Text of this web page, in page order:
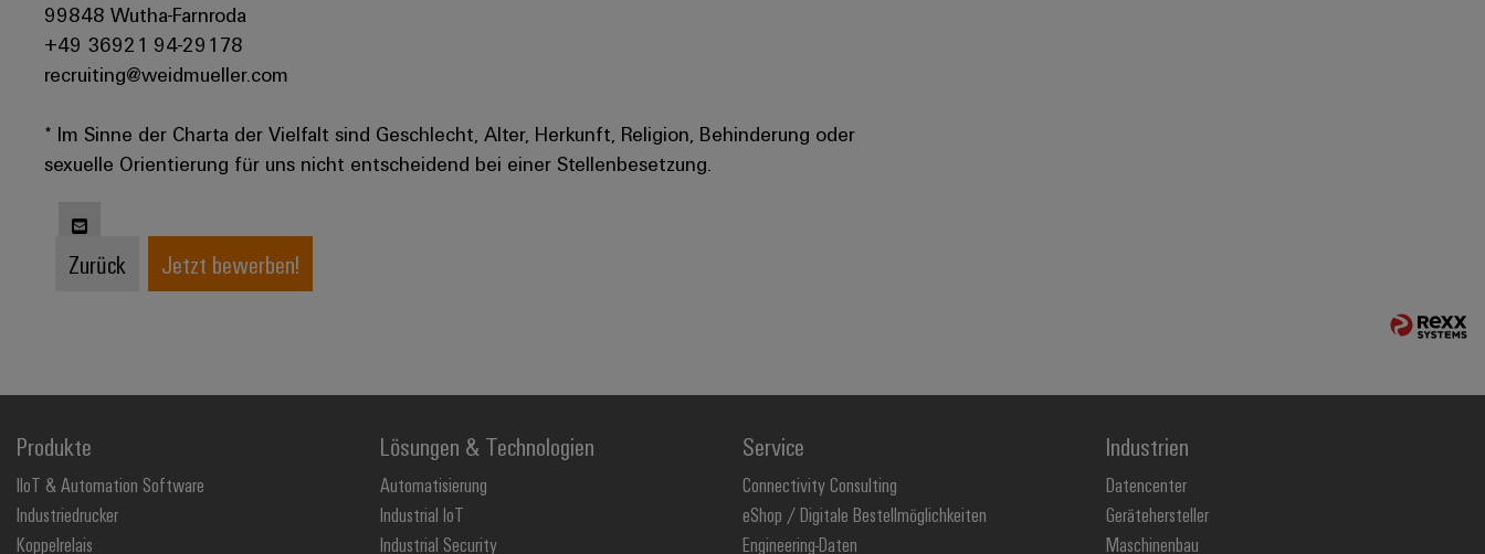
99848 Wutha-Farnroda
+49 36921 94-29178
recruiting@weidmueller.com
* Im Sinne der Charta der Vielfalt sind Geschlecht, Alter, Herkunft, Religion, Behinderung oder
sexuelle Orientierung für uns nicht entscheidend bei einer Stellenbesetzung.
Zurück Jetzt bewerben!
Produkte
IIoT & Automation Software
Industriedrucker
Koppelrelais
Lösungen & Technologien
Automatisierung
Industrial IoT
Industrial Security
Service
Connectivity Consulting
eShop / Digitale Bestellmöglichkeiten
Engineering-Daten
Industrien
Datencenter
Gerätehersteller
Maschinenbau